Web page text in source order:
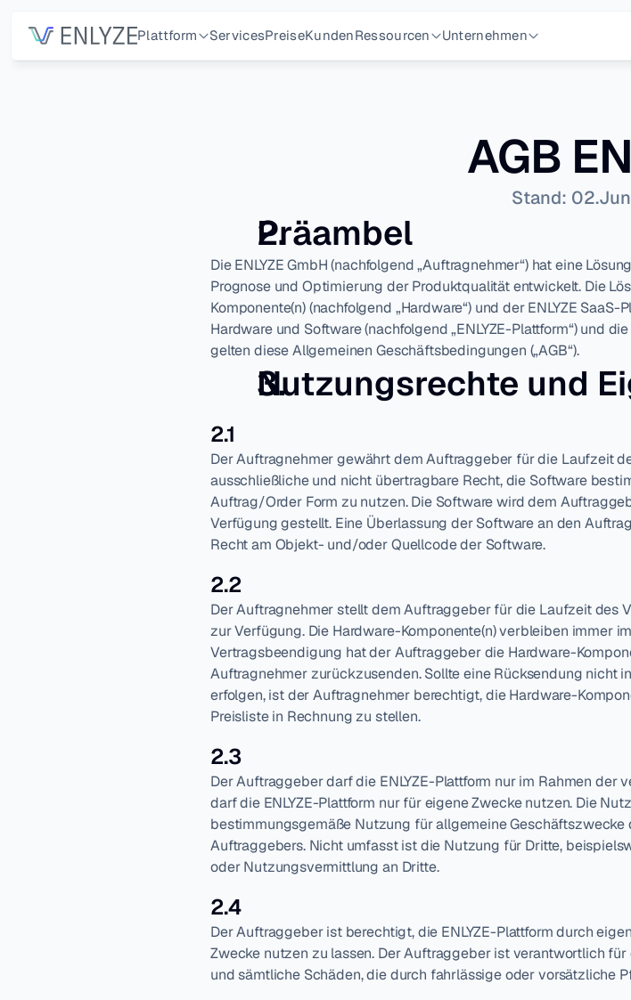
Plattform ServicesPreiseKundenRessourcen Unternehmen
AGB
Stand:
Präambel
Die ENLYZE GmbH (nachfolgend „Auftragnehmer“) hat eine
Prognose und Optimierung der Produktqualität entwickelt. Die
Komponente(n) (nachfolgend „Hardware“) und der ENLYZE
Hardware und Software (nachfolgend „ENLYZE-Plattform“) und
gelten diese Allgemeinen Geschäftsbedingungen („AGB“).
Nutzungsrechte und
2.1
Der Auftragnehmer gewährt dem Auftraggeber für die Laufzeit
ausschließliche und nicht übertragbare Recht, die Software
Auftrag/Order Form zu nutzen. Die Software wird dem
Verfügung gestellt. Eine Überlassung der Software an den
Recht am Objekt- und/oder Quellcode der Software.
2.2
Der Auftragnehmer stellt dem Auftraggeber für die Laufzeit des
zur Verfügung. Die Hardware-Komponente(n) verbleiben immer
Vertragsbeendigung hat der Auftraggeber die Hardware-
Auftragnehmer zurückzusenden. Sollte eine Rücksendung nicht
erfolgen, ist der Auftragnehmer berechtigt, die Hardware-
Preisliste in Rechnung zu stellen.
2.3
Der Auftraggeber darf die ENLYZE-Plattform nur im Rahmen
darf die ENLYZE-Plattform nur für eigene Zwecke nutzen. Die
bestimmungsgemäße Nutzung für allgemeine
Auftraggebers. Nicht umfasst ist die Nutzung für Dritte,
oder Nutzungsvermittlung an Dritte.
2.4
Der Auftraggeber ist berechtigt, die ENLYZE-Plattform durch
Zwecke nutzen zu lassen. Der Auftraggeber ist verantwortlich
und sämtliche Schäden, die durch fahrlässige oder vorsätzliche